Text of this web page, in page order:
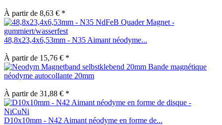
À partir de 8,63 € *
48,8x23,4x6,53mm - N35 Aimant néodyme...
À partir de 15,76 € *
Bande magnétique
néodyme autocollante 20mm
À partir de 31,88 € *
D10x10mm - N42 Aimant néodyme en forme de...